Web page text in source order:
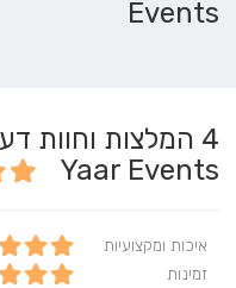
Events
4 המלצות וחוות
Yaar Events
איכות ומקצועיות
זמינות